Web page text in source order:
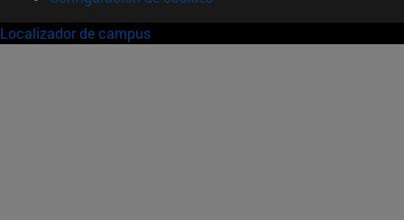
Localizador de campus